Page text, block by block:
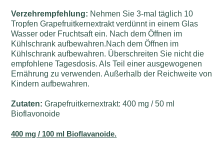
Verzehrempfehlung: Nehmen Sie 3-mal täglich 10
Tropfen Grapefruitkernextrakt verdünnt in einem Glas
Wasser oder Fruchtsaft ein. Nach dem Öffnen im
Kühlschrank aufbewahren.Nach dem Öffnen im
Kühlschrank aufbewahren. Überschreiten Sie nicht die
empfohlene Tagesdosis. Als Teil einer ausgewogenen
Ernährung zu verwenden. Außerhalb der Reichweite von
Kindern aufbewahren.
Zutaten: Grapefruitkernextrakt: 400 mg / 50 ml
Bioflavonoide
400 mg / 100 ml Bioflavanoide.